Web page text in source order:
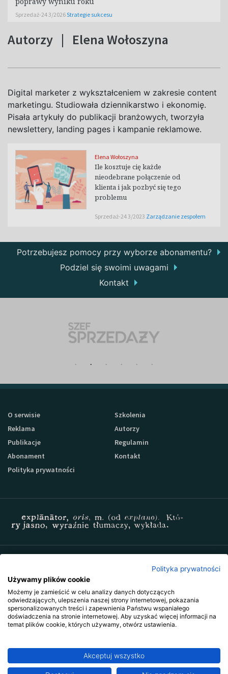
Autorzy | Elena Wołoszyna
Digital marketer z wykształceniem w zakresie content
marketingu. Studiowała dziennikarstwo i ekonomię.
Pisała artykuły do publikacji branżowych, tworzyła
newslettery, landing pages i kampanie reklamowe.
Elena Wołoszyna
Ile kosztuje cię każde
nieodebrane połączenie od
klienta i jak pozbyć się tego
problemu
Sprzedaż-24 3/2023 Zarządzanie zespołem
Sprzedaż-24 3/2026Strategie sukcesu
Potrzebujesz pomocy przy wyborze abonamentu?
Podziel się swoimi uwagami
Kontakt
O serwisie
Szkolenia
Reklama
Autorzy
Publikacje
Regulamin
Abonament
Kontakt
Polityka prywatności
Copyright © 2009-2026 Wszystkie prawa zastrzeżone. Wydawnictwo
szkolenia i publikacje.
Polityka prywatności
Używamy plików cookie
Możemy je zamieścić w celu analizy danych dotyczących
odwiedzających, ulepszenia naszej strony internetowej, pokazania
spersonalizowanych treści i zapewnienia Państwu wspaniałego
doświadczenia na stronie internetowej. Aby uzyskać więcej informacji na
temat plików cookie, których używamy, otwórz ustawienia.
Akceptuj wszystko